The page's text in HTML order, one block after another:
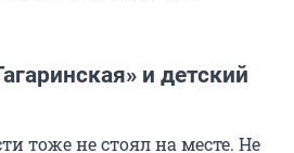
и детский
тоже не стоял на месте. Не